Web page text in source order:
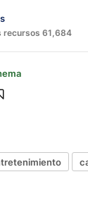
recursos 61,684